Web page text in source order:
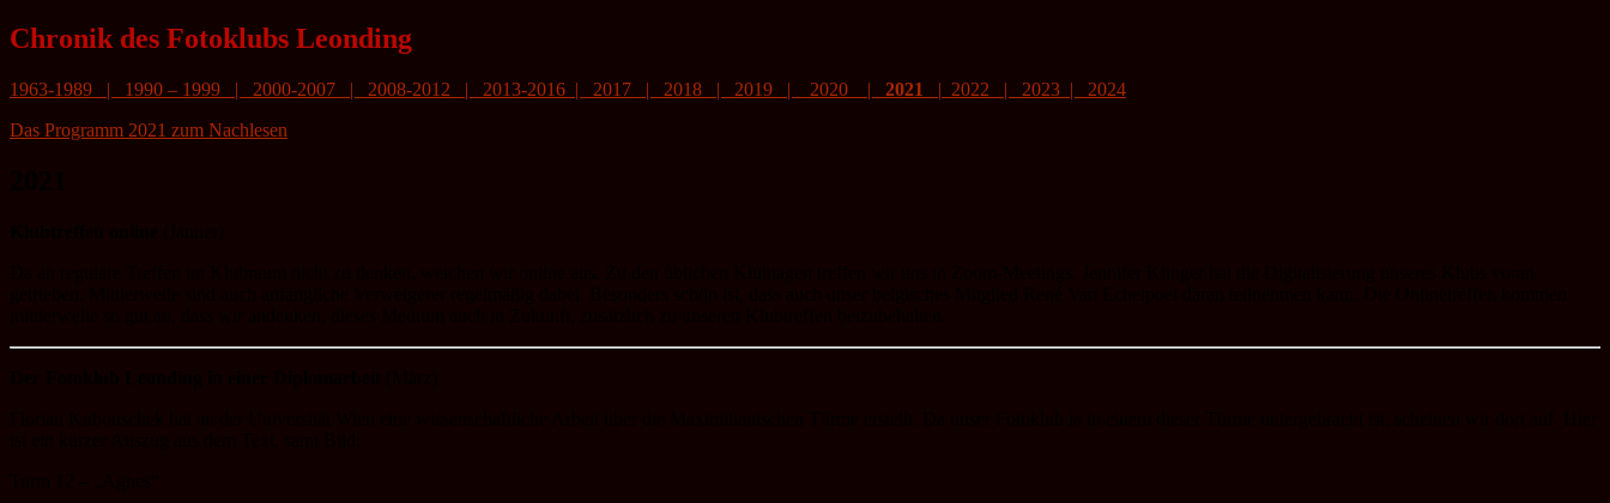
Chronik des Fotoklubs Leonding
1963-1989 | 1990 – 1999 | 2000-2007 | 2008-2012 | 2013-2016 | 2017 | 2018 | 2019 | 2020 | 2021 | 2022 | 2023 | 2024
Das Programm 2021 zum Nachlesen